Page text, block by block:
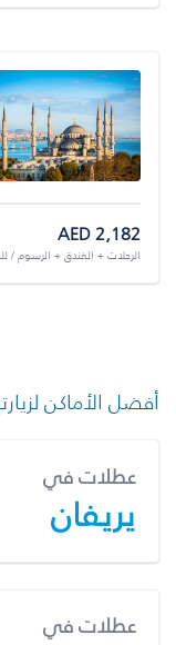
AED 2,182
الرحلات + الفندق + الرسوم /
أفضل الأماكن
عطلات في
يريفان
عطلات في